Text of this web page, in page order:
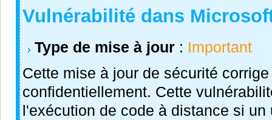
Vulnérabilité dans
Type de mise à jour:Important
Cette mise à jour de sécurité
confidentiellement. Cette
l'exécution de code à distance si